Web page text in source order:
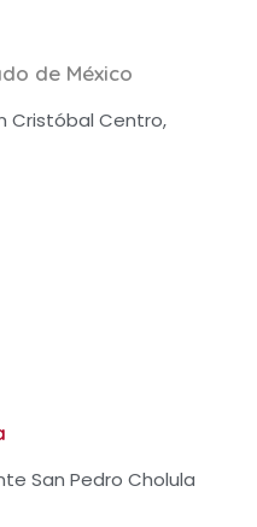
de México
Cristóbal Centro,
San Pedro Cholula